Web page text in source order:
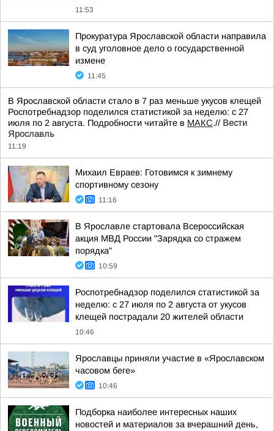
11:53
Прокуратура Ярославской области направила
в суд уголовное дело о государственной
измене
11:45
В Ярославской области стало в 7 раз меньше укусов клещей
Роспотребнадзор поделился статистикой за неделю: с 27
июля по 2 августа. Подробности читайте в МАКС.// Вести
Ярославль
11:19
Михаил Евраев: Готовимся к зимнему
спортивному сезону
11:16
В Ярославле стартовала Всероссийская
акция МВД России "Зарядка со стражем
порядка"
10:59
Роспотребнадзор поделился статистикой за
неделю: с 27 июля по 2 августа от укусов
клещей пострадали 20 жителей области
10:46
Ярославцы приняли участие в «Ярославском
часовом беге»
10:46
Подборка наиболее интересных наших
новостей и материалов за вчерашний день,